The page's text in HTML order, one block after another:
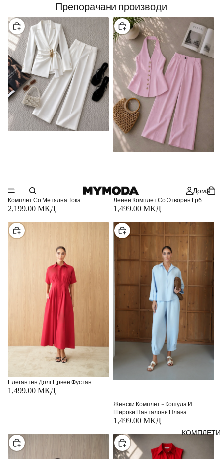
MYMODA
Дома
КОМПЛЕТИ
Препорачани производи
Изберете
Комплет Со Метална Тока
2,199.00 МКД
Изберете
Ленен Комплет Со Отворен Грб
1,499.00 МКД
Изберете
Елегантен Долг Црвен Фустан
1,499.00 МКД
Женски Комплет – Кошула И
Широки Панталони Плава
1,499.00 МКД
Изберете